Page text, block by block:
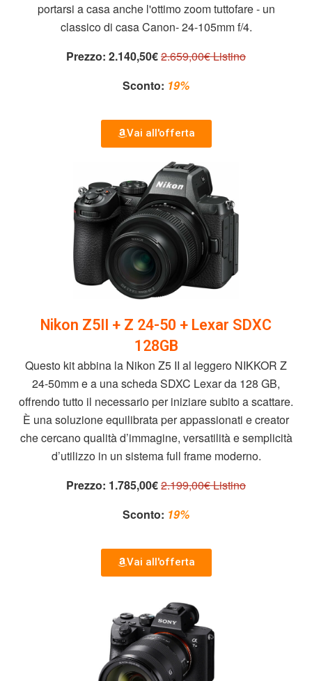
portarsi a casa anche l'ottimo zoom tuttofare - un
classico di casa Canon- 24-105mm f/4.
Prezzo: 2.140,50€2.659,00€ Listino
Sconto: 19%
Vai all'offerta
Nikon Z5II + Z 24-50 + Lexar SDXC
128GB
Questo kit abbina la Nikon Z5 II al leggero NIKKOR Z
24-50mm e a una scheda SDXC Lexar da 128 GB,
offrendo tutto il necessario per iniziare subito a scattare.
È una soluzione equilibrata per appassionati e creator
che cercano qualità d’immagine, versatilità e semplicità
d’utilizzo in un sistema full frame moderno.
Prezzo: 1.785,00€2.199,00€ Listino
Sconto: 19%
Vai all'offerta